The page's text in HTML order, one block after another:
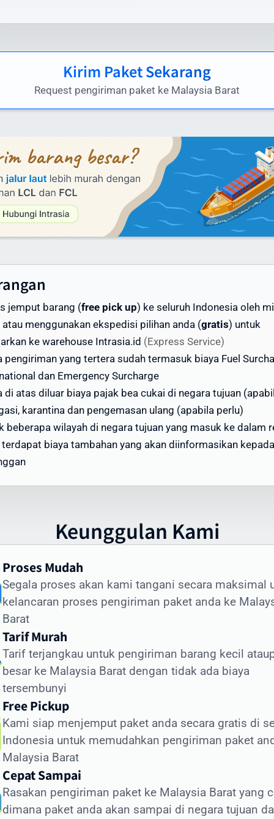
100 kg: hubungi customer service untuk
di atas adalah estimasi dan dapat berubah. Untuk
kami atau hubungi tim layanan pelanggan Intrasia.id.
menawarkan skema volume discount - semakin besar
pengiriman, semakin ekonomis biaya per kilogramnya.
Intrasia.id pilihan tepat untuk cara kirim paket
Barat tanpa mengorbankan kualitas dan
Pengiriman Paket ke Malaysia Barat
pengiriman paket ke Malaysia Barat menjadi perhatian
bagi banyak pengirim. Intrasia.id menawarkan estimasi
pengiriman yang dapat diandalkan:
Pengiriman Express (udara): 3-5 hari kerja
Pengiriman Standard (udara): 5-7 hari kerja
Pengiriman Ekonomis (laut): 30-45 hari
yang memengaruhi waktu pengiriman meliputi:
pemeriksaan bea cukai di Indonesia dan Malaysia
cuaca dan faktor operasional
transportasi di negara tujuan
dan kelengkapan alamat penerima
Dengan begitu, Anda selalu mendapatkan informasi
posisi dan status paket Anda selama perjalanan ke
Kirim Dokumen ke Malaysia Barat
Aman
Intrasia.id menawarkan layanan khusus untuk cara
ke Malaysia Barat yang aman dan terjamin:
Dokumen yang Sering Dikirim ke Malaysia
Dokumen legal dan kontrak bisnis
dan dokumen akademik
imigrasi dan visa
Dokumen perbankan dan keuangan
Dokumen teknis dan spesifikasi produk
Layanan Dokumen Intrasia.id:
Kirim Paket Sekarang
Request pengiriman paket ke Malaysia Barat
jemput barang (free pick up) ke seluruh Indonesia oleh
atau menggunakan ekspedisi pilihan anda (gratis) untuk
ke warehouse Intrasia.id (Express Service)
pengiriman yang tertera sudah termasuk biaya Fuel
dan Emergency Surcharge
di atas diluar biaya pajak bea cukai di negara tujuan
karantina dan pengemasan ulang (apabila perlu)
beberapa wilayah di negara tujuan yang masuk ke dalam
terdapat biaya tambahan yang akan diinformasikan kepada
Keunggulan Kami
Proses Mudah
Segala proses akan kami tangani secara maksimal
kelancaran proses pengiriman paket anda ke
Barat
Tarif Murah
Tarif terjangkau untuk pengiriman barang kecil
besar ke Malaysia Barat dengan tidak ada biaya
tersembunyi
Free Pickup
Kami siap menjemput paket anda secara gratis di
Indonesia untuk memudahkan pengiriman paket
Malaysia Barat
Cepat Sampai
Rasakan pengiriman paket ke Malaysia Barat yang
dimana paket anda akan sampai di negara tujuan